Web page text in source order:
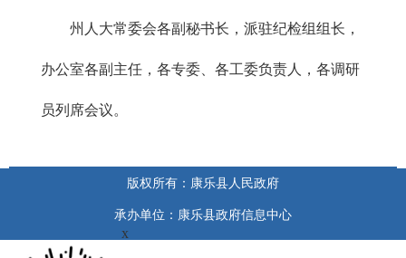
州人大常委会各副秘书长，派驻纪检组组长，
办公室各副主任，各专委、各工委负责人，各调研
员列席会议。
版权所有：康乐县人民政府
承办单位：康乐县政府信息中心
x